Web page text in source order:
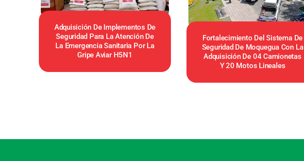
Adquisición De Implementos De
Seguridad Para La Atención De
La Emergencia Sanitaria Por La
Gripe Aviar H5N1
Fortalecimiento Del Sistema De
Seguridad De Moquegua Con La
Adquisición De 04 Camionetas
Y 20 Motos Lineales